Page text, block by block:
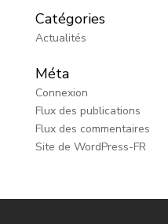
Catégories
Actualités
Méta
Connexion
Flux des publications
Flux des commentaires
Site de WordPress-FR